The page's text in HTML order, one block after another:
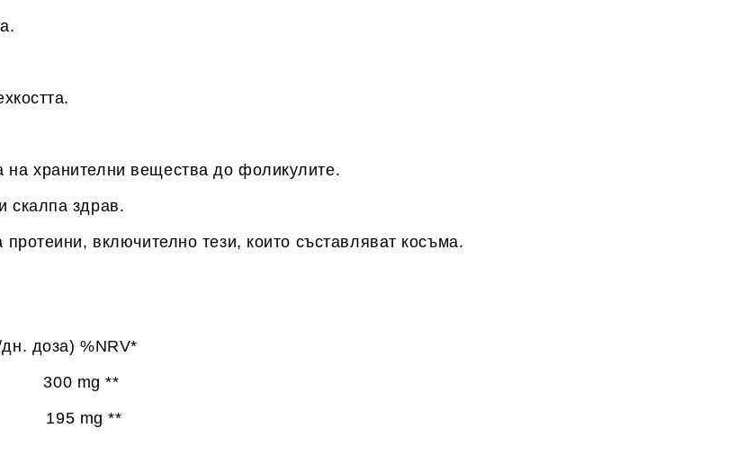
хранителни вещества до фоликулите.
скалпа здрав.
включително тези, които съставляват косъма.
%NRV*
**
**